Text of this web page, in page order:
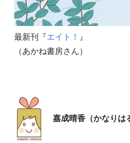
最新刊『エイト！
』
（あかね書房さん）
嘉成晴香（かなりは